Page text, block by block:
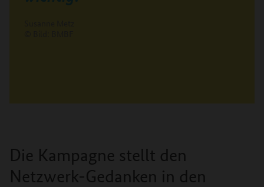
Die Kampagne stellt den
Netzwerk-Gedanken in den